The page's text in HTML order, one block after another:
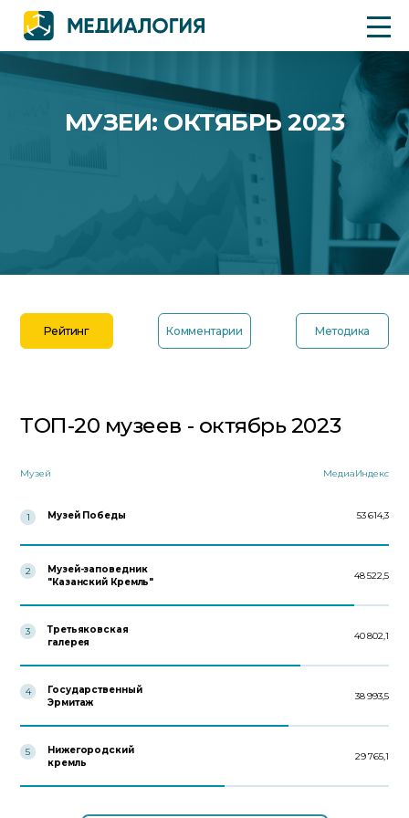
МУЗЕИ: ОКТЯБРЬ 2023
Рейтинг Комментарии Методика
ТОП-20 музеев - октябрь 2023
Музей МедиаИндекс
1 Музей Победы 53 614,3
2
Музей-заповедник
"Казанский Кремль"
48 522,5
3
Третьяковская
галерея
40 802,1
4
Государственный
Эрмитаж
38 993,5
5
Нижегородский
кремль
29 765,1